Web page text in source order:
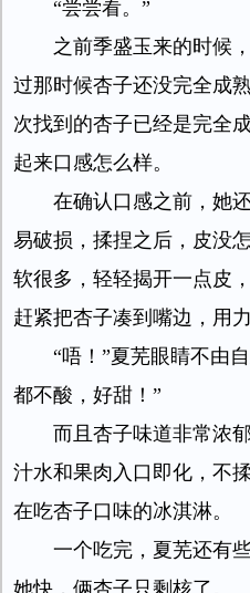
“尝尝看。”
之前季盛玉来的时候
过那时候杏子还没完全成
次找到的杏子已经是完全
起来口感怎么样。
在确认口感之前，她
易破损，揉捏之后，皮没
软很多，轻轻揭开一点皮
赶紧把杏子凑到嘴边，
“唔！”夏芜眼睛不由
都不酸，好甜！”
而且杏子味道非常浓
汁水和果肉入口即化，不
在吃杏子口味的冰淇淋。
一个吃完，夏芜还有
她快，俩杏子只剩核了。